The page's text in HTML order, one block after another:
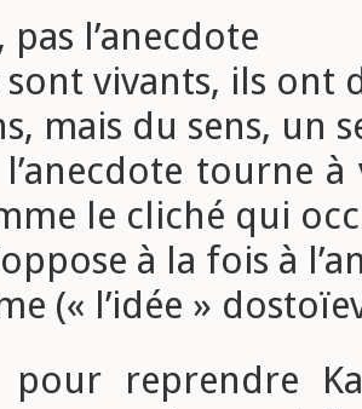
, pas l’anecdote
sont vivants, ils ont
mais du sens, un
tourne à
le cliché qui
à la fois à
(« l’idée »
pour reprendre